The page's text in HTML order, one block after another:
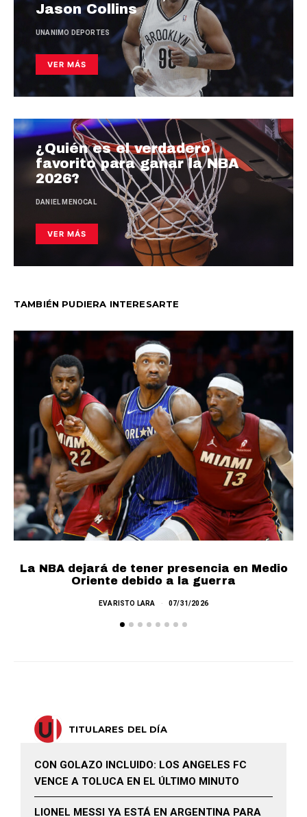
Jason Collins
UNANIMO DEPORTES
VER MÁS
¿Quién es el verdadero
favorito para ganar la NBA
2026?
DANIEL MENOCAL
VER MÁS
TAMBIÉN PUDIERA INTERESARTE
La NBA dejará de tener presencia en Medio
Oriente debido a la guerra
EVARISTO LARA 07/31/2026
TITULARES DEL DÍA
CON GOLAZO INCLUIDO: LOS ANGELES FC
VENCE A TOLUCA EN EL ÚLTIMO MINUTO
LIONEL MESSI YA ESTÁ EN ARGENTINA PARA